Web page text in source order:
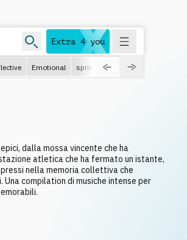
Extra 4 you
Emotional spring
dalla mossa vincente che ha
atletica che ha fermato un istante,
nella memoria collettiva che
compilation di musiche intense per